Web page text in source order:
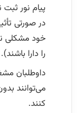
پیام نور ثبت
در صورتی
خود مشکلی
را دارا باشند).
داوطلبان
می‌توانند
کنند.